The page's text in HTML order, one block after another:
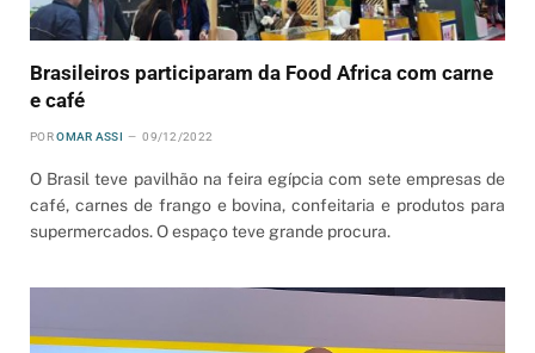
Brasileiros participaram da Food Africa com carne
e café
POR OMAR ASSI 09/12/2022
O Brasil teve pavilhão na feira egípcia com sete empresas de
café, carnes de frango e bovina, confeitaria e produtos para
supermercados. O espaço teve grande procura.